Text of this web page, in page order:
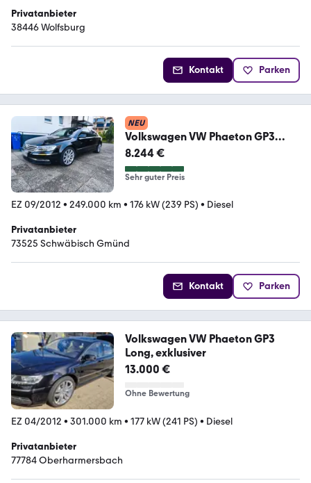
Privatanbieter
38446 Wolfsburg
Kontakt Parken
NEU
Volkswagen VW Phaeton GP3
3,0TDI mit mit Standheizung.
8.244 €
Sehr guter Preis
EZ 09/2012 • 249.000 km • 176 kW (239 PS) • Diesel
Privatanbieter
73525 Schwäbisch Gmünd
Kontakt Parken
Volkswagen VW Phaeton GP3
Long, exklusiver
13.000 €
Ohne Bewertung
EZ 04/2012 • 301.000 km • 177 kW (241 PS) • Diesel
Privatanbieter
77784 Oberharmersbach